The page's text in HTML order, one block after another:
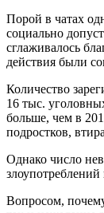
Порой в чатах
социально
сглаживалось
действия были
Количество
16 тыс.
больше, чем в
подростков,
Однако число
Вопросом,